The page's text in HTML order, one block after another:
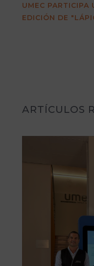
UMEC PARTICIPA
EDICIÓN DE
ARTÍCULOS